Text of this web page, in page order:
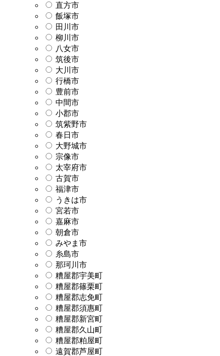
直方市
飯塚市
田川市
柳川市
八女市
筑後市
大川市
行橋市
豊前市
中間市
小郡市
筑紫野市
春日市
大野城市
宗像市
太宰府市
古賀市
福津市
うきは市
宮若市
嘉麻市
朝倉市
みやま市
糸島市
那珂川市
糟屋郡宇美町
糟屋郡篠栗町
糟屋郡志免町
糟屋郡須惠町
糟屋郡新宮町
糟屋郡久山町
糟屋郡粕屋町
遠賀郡芦屋町